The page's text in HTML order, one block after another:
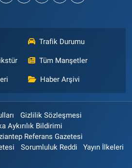
Trafik Durumu
Tüm Manşetler
Haber Arşivi
Gizlilik Sözleşmesi
Aykırılık Bildirimi
Referans Gazetesi
Sorumluluk Reddi Yayın İlkeleri